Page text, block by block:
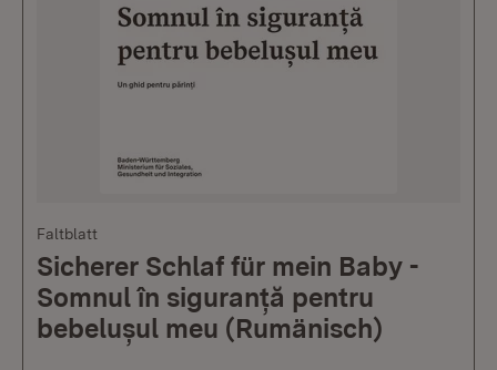
Faltblatt
Sicherer Schlaf für mein Baby -
Somnul în siguranță pentru
bebelușul meu (Rumänisch)